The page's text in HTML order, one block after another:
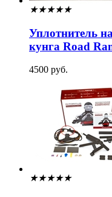
★★★★★
Уплотнитель
кунга Road
4500 руб.
★★★★★